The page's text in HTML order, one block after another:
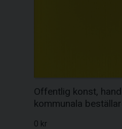
Offentlig konst,
kommunala
0 kr